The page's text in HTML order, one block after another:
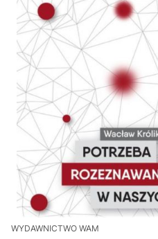
WYDAWNICTWO WAM